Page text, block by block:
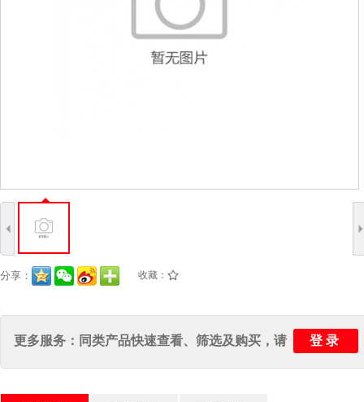
4
分享： 收藏： /
更多服务：同类产品快速查看、筛选及购买，请 登录